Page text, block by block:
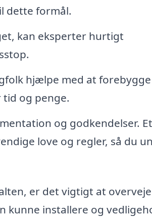
dette formål.
kan eksperter hurtigt
hjælpe med at forebygge
og penge.
og godkendelser. Et
love og regler, så du
er det vigtigt at overveje
kunne installere og